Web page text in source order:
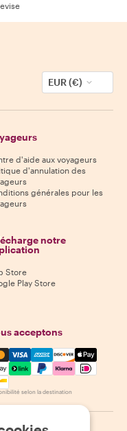
EUR (€)
d'aide aux voyageurs
d'annulation des
générales pour les
notre
Store
Play Store
acceptons
Visa, Amex,
selon la destination